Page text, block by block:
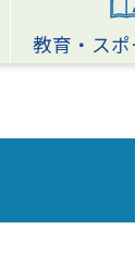
教育・ス